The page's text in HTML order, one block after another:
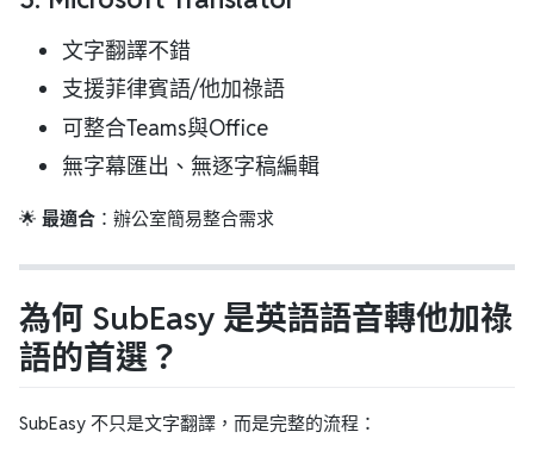
文字翻譯不錯
支援菲律賓語/他加祿語
可整合Teams與Office
無字幕匯出、無逐字稿編輯
🌟 最適合 ：辦公室簡易整合需求
為何 SubEasy 是英語語音轉他加祿
語的首選？
SubEasy 不只是文字翻譯，而是完整的流程：